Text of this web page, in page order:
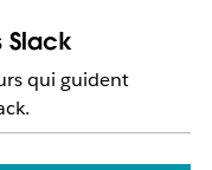
Slack
qui guident